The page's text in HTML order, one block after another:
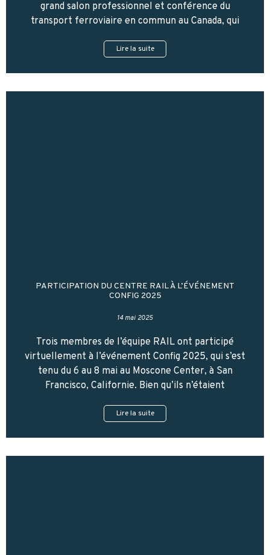
grand salon professionnel et conférence du
transport ferroviaire en commun au Canada, qui
Lire la suite
PARTICIPATION DU CENTRE RAIL À L’ÉVÉNEMENT
CONFIG 2025
14 mai 2025
Trois membres de l’équipe RAIL ont participé
virtuellement à l’événement Config 2025, qui s’est
tenu du 6 au 8 mai au Moscone Center, à San
Francisco, Californie. Bien qu’ils n’étaient
Lire la suite